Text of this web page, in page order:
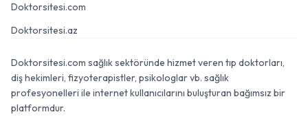
Doktorsitesi.com
Doktorsitesi.az
Doktorsitesi.com sağlık sektöründe hizmet veren tıp doktorları,
diş hekimleri, fizyoterapistler, psikologlar vb. sağlık
profesyonelleri ile internet kullanıcılarını buluşturan bağımsız bir
platformdur.